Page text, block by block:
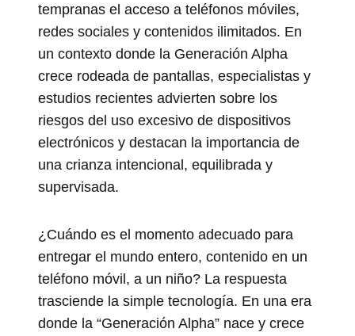
tempranas el acceso a teléfonos móviles,
redes sociales y contenidos ilimitados. En
un contexto donde la Generación Alpha
crece rodeada de pantallas, especialistas y
estudios recientes advierten sobre los
riesgos del uso excesivo de dispositivos
electrónicos y destacan la importancia de
una crianza intencional, equilibrada y
supervisada.
¿Cuándo es el momento adecuado para
entregar el mundo entero, contenido en un
teléfono móvil, a un niño? La respuesta
trasciende la simple tecnología. En una era
donde la “Generación Alpha” nace y crece